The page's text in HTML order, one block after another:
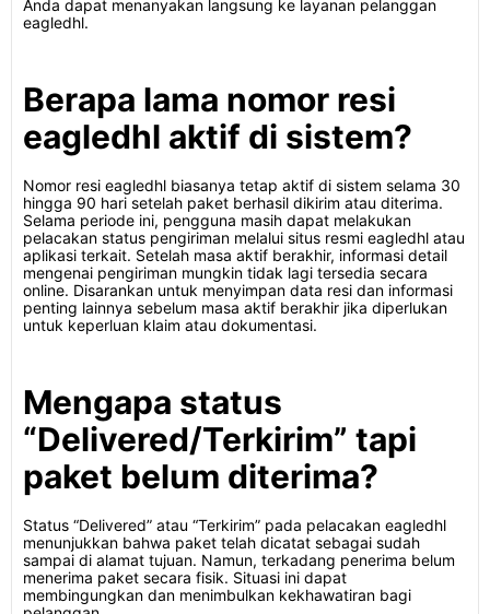
Anda dapat menanyakan langsung ke layanan pelanggan
eagledhl.
Berapa lama nomor resi
eagledhl aktif di sistem?
Nomor resi eagledhl biasanya tetap aktif di sistem selama 30
hingga 90 hari setelah paket berhasil dikirim atau diterima.
Selama periode ini, pengguna masih dapat melakukan
pelacakan status pengiriman melalui situs resmi eagledhl atau
aplikasi terkait. Setelah masa aktif berakhir, informasi detail
mengenai pengiriman mungkin tidak lagi tersedia secara
online. Disarankan untuk menyimpan data resi dan informasi
penting lainnya sebelum masa aktif berakhir jika diperlukan
untuk keperluan klaim atau dokumentasi.
Mengapa status
“Delivered/Terkirim” tapi
paket belum diterima?
Status “Delivered” atau “Terkirim” pada pelacakan eagledhl
menunjukkan bahwa paket telah dicatat sebagai sudah
sampai di alamat tujuan. Namun, terkadang penerima belum
menerima paket secara fisik. Situasi ini dapat
membingungkan dan menimbulkan kekhawatiran bagi